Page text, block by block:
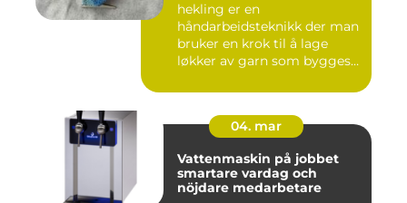
hekling er en
håndarbeidsteknikk der man
bruker en krok til å lage
løkker av garn som bygges
04. mar
Vattenmaskin på jobbet
smartare vardag och
nöjdare medarbetare